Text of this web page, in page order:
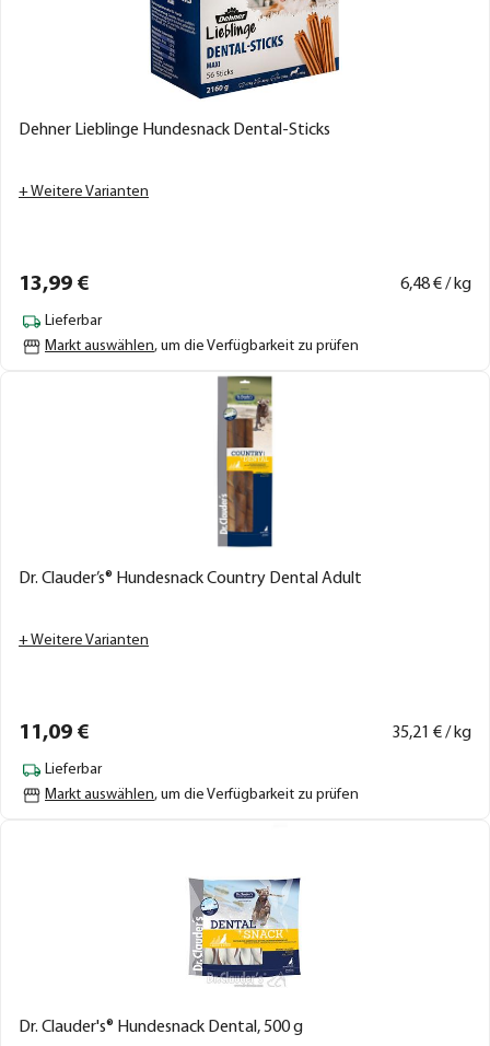
Dehner Lieblinge Hundesnack Dental-Sticks
+ Weitere Varianten
13,99 € 6,48€ / kg
Lieferbar
Markt auswählen, um die Verfügbarkeit zu prüfen
Dr. Clauder’s® Hundesnack Country Dental Adult
+ Weitere Varianten
11,09 € 35,21 € / kg
Lieferbar
Markt auswählen, um die Verfügbarkeit zu prüfen
Dr. Clauder's® Hundesnack Dental, 500 g